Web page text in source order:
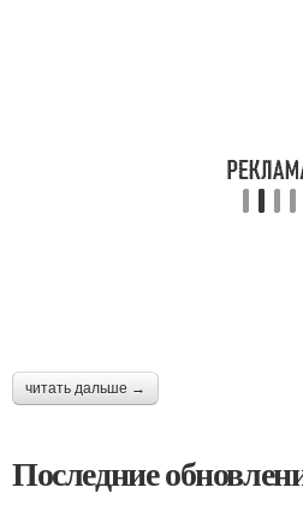
читать дальше →
Последние